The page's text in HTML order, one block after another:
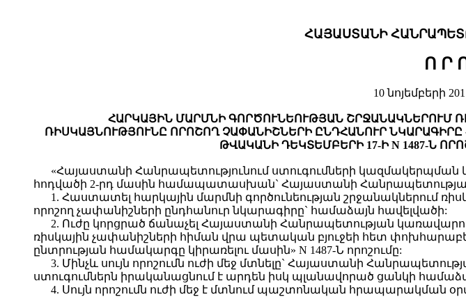
ՀԱՅԱՍՏԱՆԻ
Ո Ր
10 նոյեմբերի
ՀԱՐԿԱՅԻՆ ՄԱՐՄՆԻ ԳՈՐԾՈՒՆԵՈՒԹՅԱՆ ՇՐՋԱՆԱԿՆԵՐՈՒՄ
ՌԻՍԿԱՅՆՈՒԹՅՈՒՆԸ ՈՐՈՇՈՂ ՉԱՓԱՆԻՇՆԵՐԻ ԸՆԴՀԱՆՈՒՐ
ԹՎԱԿԱՆԻ ԴԵԿՏԵՄԲԵՐԻ 17-Ի N 1487-Ն
«Հայաստանի Հանրապետությունում ստուգումների
հոդվածի 2-րդ մասին համապատասխան` Հայաստանի
1. Հաստատել հարկային մարմնի գործունեության շրջանակներում
որոշող չափանիշների ընդհանուր նկարագիրը` համաձայն հավելվածի:
2. Ուժը կորցրած ճանաչել Հայաստանի Հանրապետության
ռիսկային չափանիշների հիման վրա պետական բյուջեի հետ
ընտրության համակարգը կիրառելու մասին» N 1487-Ն որոշումը:
3. Մինչև սույն որոշումն ուժի մեջ մտնելը` Հայաստանի
ստուգումներն իրականացնում է արդեն իսկ պլանավորած ցանկի
4. Սույն որոշումն ուժի մեջ է մտնում պաշտոնական հրապարակման